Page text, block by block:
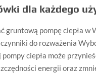
dla każdego
gruntową pompę ciepła w
do rozważenia
ciepła może
energii oraz